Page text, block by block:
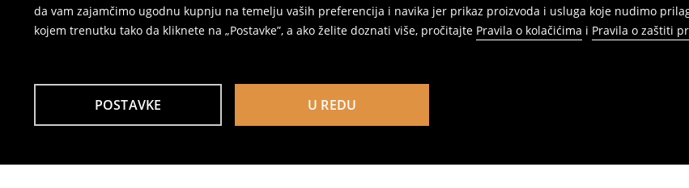
da vam zajamčimo ugodnu kupnju na temelju vaših preferencija i navika jer prikaz proizvoda i usluga koje nudimo
kojem trenutku tako da kliknete na „Postavke”, a ako želite doznati više, pročitajte Pravila o kolačićima i Pravila o zaštiti
POSTAVKE U REDU